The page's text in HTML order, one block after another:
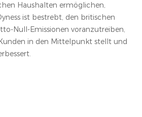
Haushalten ermöglichen,
ist bestrebt, den britischen
Null-Emissionen voranzutreiben,
in den Mittelpunkt stellt und